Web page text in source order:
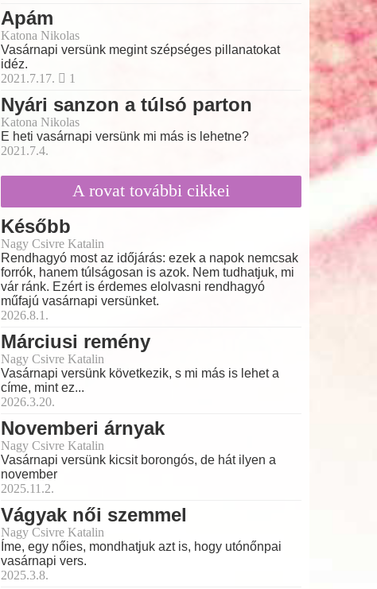
Apám
Katona Nikolas
Vasárnapi versünk megint szépséges pillanatokat
idéz.
2021.7.17.
1
Nyári sanzon a túlsó parton
Katona Nikolas
E heti vasárnapi versünk mi más is lehetne?
2021.7.4.
A rovat további cikkei
Később
Nagy Csivre Katalin
Rendhagyó most az időjárás: ezek a napok nemcsak
forrók, hanem túlságosan is azok. Nem tudhatjuk, mi
vár ránk. Ezért is érdemes elolvasni rendhagyó
műfajú vasárnapi versünket.
2026.8.1.
Márciusi remény
Nagy Csivre Katalin
Vasárnapi versünk következik, s mi más is lehet a
címe, mint ez...
2026.3.20.
Novemberi árnyak
Nagy Csivre Katalin
Vasárnapi versünk kicsit borongós, de hát ilyen a
november
2025.11.2.
Vágyak női szemmel
Nagy Csivre Katalin
Íme, egy nőies, mondhatjuk azt is, hogy utónőnpai
vasárnapi vers.
2025.3.8.